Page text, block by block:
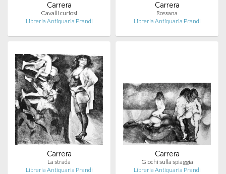
Carrera
Cavalli curiosi
Libreria Antiquaria Prandi
Carrera
Rossana
Libreria Antiquaria Prandi
Carrera
La strada
Libreria Antiquaria Prandi
Carrera
Giochi sulla spiaggia
Libreria Antiquaria Prandi